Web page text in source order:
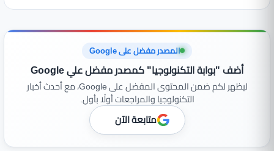
المصدر مفضل على Google
أضف "بوابة التكنولوجيا" كمصدر مفضل علي Google
ليظهر لكم ضمن المحتوى المفضل على Google، مع أحدث أخبار
التكنولوجيا والمراجعات أولًا بأول.
متابعة الآن